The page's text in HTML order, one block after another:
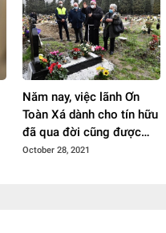
Năm nay, việc lãnh Ơn
Toàn Xá dành cho tín hữu
đã qua đời cũng được
kéo dài suốt tháng 11
October 28, 2021